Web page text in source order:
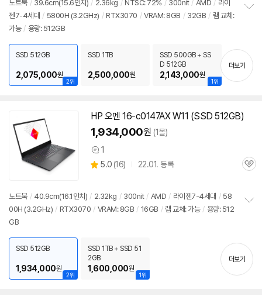
뷰
노트북 / 39.6cm(15.6인치) / 2.36kg / NTSC: 72% / 300nit / AMD / 라이
젠7-4세대 / 5800H (3.2GHz) / RTX3070 / VRAM: 8GB / 32GB / 램 교체:
가능 / 용량: 512GB
기
2위
SSD 512GB
2,075,000원
SSD 1TB
2,500,000원
1위
SSD 500GB + SS
D 512GB
2,143,000원
더보기
HP 오멘 16-c0147AX W11 (SSD 512GB)
1,934,000원 (1몰)
상
품
1
별
5.0 (상
뷰
16) 22.01. 등록
관
노트북 / 40.9cm(16.1인치) / 2.32kg / 300nit / AMD / 라이젠7-4세대 / 58
00H (3.2GHz) / RTX3070 / VRAM: 8GB / 16GB / 램 교체: 가능 / 용량: 512
GB
기
2위
SSD 512GB
1,934,000원
1위
SSD 1TB + SSD 51
2GB
1,600,000원
더보기